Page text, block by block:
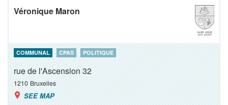
Véronique Maron
COMMUNAL CPAS POLITIQUE
rue de l'Ascension 32
1210 Bruxelles
SEE MAP